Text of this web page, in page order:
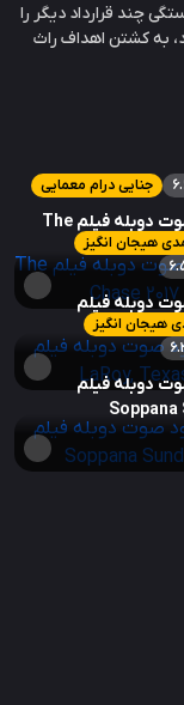
چند قرارداد دیگر را
به کشتن اهداف راث
جنایی درام معمایی
دانلود صوت دوبله فیلم The
هیجان انگیز
دوبله فیلم
هیجان انگیز
دوبله فیلم